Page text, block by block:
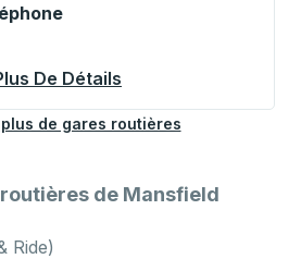
De Détails
de gares routières
de Mansfield
Ride)